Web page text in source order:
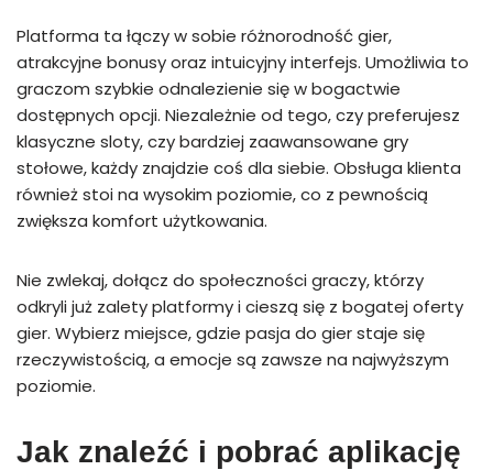
Platforma ta łączy w sobie różnorodność gier,
atrakcyjne bonusy oraz intuicyjny interfejs. Umożliwia to
graczom szybkie odnalezienie się w bogactwie
dostępnych opcji. Niezależnie od tego, czy preferujesz
klasyczne sloty, czy bardziej zaawansowane gry
stołowe, każdy znajdzie coś dla siebie. Obsługa klienta
również stoi na wysokim poziomie, co z pewnością
zwiększa komfort użytkowania.
Nie zwlekaj, dołącz do społeczności graczy, którzy
odkryli już zalety platformy i cieszą się z bogatej oferty
gier. Wybierz miejsce, gdzie pasja do gier staje się
rzeczywistością, a emocje są zawsze na najwyższym
poziomie.
Jak znaleźć i pobrać aplikację